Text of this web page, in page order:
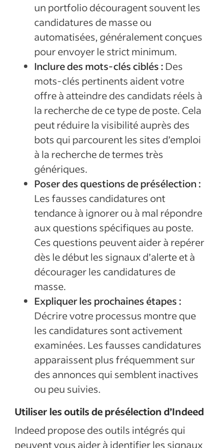
un portfolio découragent souvent les
candidatures de masse ou
automatisées, généralement conçues
pour envoyer le strict minimum.
Inclure des mots-clés ciblés : Des
mots-clés pertinents aident votre
offre à atteindre des candidats réels à
la recherche de ce type de poste. Cela
peut réduire la visibilité auprès des
bots qui parcourent les sites d’emploi
à la recherche de termes très
génériques.
Poser des questions de présélection :
Les fausses candidatures ont
tendance à ignorer ou à mal répondre
aux questions spécifiques au poste.
Ces questions peuvent aider à repérer
dès le début les signaux d’alerte et à
décourager les candidatures de
masse.
Expliquer les prochaines étapes :
Décrire votre processus montre que
les candidatures sont activement
examinées. Les fausses candidatures
apparaissent plus fréquemment sur
des annonces qui semblent inactives
ou peu suivies.
Utiliser les outils de présélection d’Indeed
Indeed propose des outils intégrés qui
peuvent vous aider à identifier les signaux